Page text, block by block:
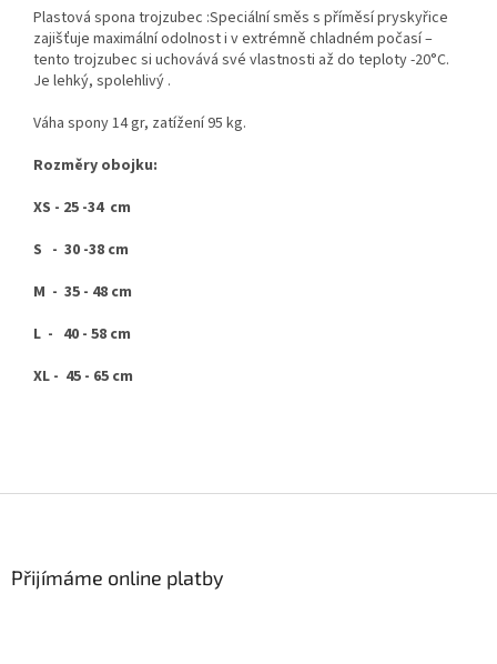
Plastová spona trojzubec :Speciální směs s příměsí pryskyřice
zajišťuje maximální odolnost i v extrémně chladném počasí –
tento trojzubec si uchovává své vlastnosti až do teploty -20°C.
Je lehký, spolehlivý .
Váha spony 14 gr, zatížení 95 kg.
Rozměry obojku:
XS - 25 -34 cm
S - 30 -38 cm
M - 35 - 48 cm
L - 40 - 58 cm
XL - 45 - 65 cm
Přijímáme online platby